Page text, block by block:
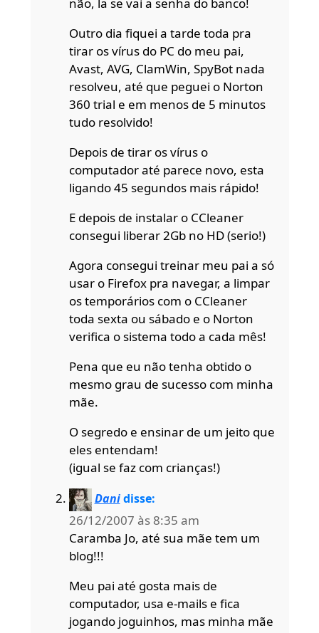
Outro dia fiquei a tarde toda pra
tirar os vírus do PC do meu pai,
Avast, AVG, ClamWin, SpyBot nada
resolveu, até que peguei o Norton
360 trial e em menos de 5 minutos
tudo resolvido!
Depois de tirar os vírus o
computador até parece novo, esta
ligando 45 segundos mais rápido!
E depois de instalar o CCleaner
consegui liberar 2Gb no HD (serio!)
Agora consegui treinar meu pai a só
usar o Firefox pra navegar, a limpar
os temporários com o CCleaner
toda sexta ou sábado e o Norton
verifica o sistema todo a cada mês!
Pena que eu não tenha obtido o
mesmo grau de sucesso com minha
mãe.
O segredo e ensinar de um jeito que
eles entendam!
(igual se faz com crianças!)
Dani disse:
26/12/2007 às 8:35 am
Caramba Jo, até sua mãe tem um
blog!!!
Meu pai até gosta mais de
computador, usa e-mails e fica
jogando joguinhos, mas minha mãe